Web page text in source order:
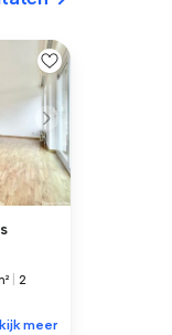
2
meer